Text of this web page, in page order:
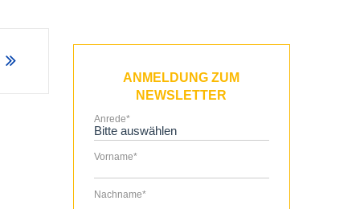
ANMELDUNG ZUM
NEWSLETTER
Anrede*
Vorname*
Nachname*